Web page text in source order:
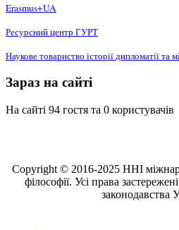
Erasmus+UA
Ресурсний центр ГУРТ
Наукове товариство історії дипломатії та
Зараз на сайті
На сайті 94 гостя та 0 користувачів
Copyright © 2016-2025 ННІ
філософії. Усі права
законодавства